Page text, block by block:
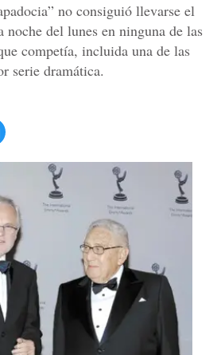
no consiguió llevarse el
del lunes en ninguna de las
competía, incluida una de las
serie dramática.